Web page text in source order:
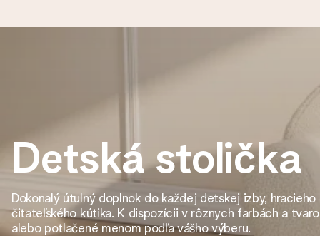
Váš darček starostlivo vyrobíme a bleskovo odošleme – aby
4,7 (na základe +15 000 recenzií)
Naše darčeky inšpirujú. Zákazníci nás na Google Reviews
Detská stolička
Dokonalý útulný doplnok do každej detskej izby,
čitateľského kútika. K dispozícii v rôznych farbách a
alebo potlačené menom podľa vášho výberu.